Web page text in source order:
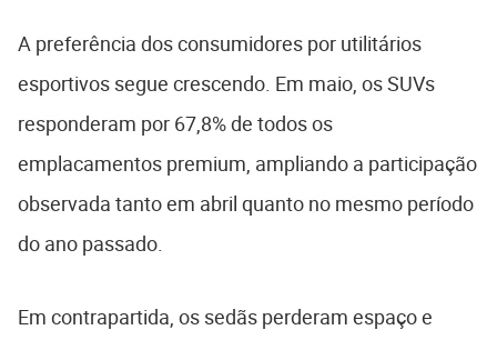
A preferência dos consumidores por utilitários
esportivos segue crescendo. Em maio, os SUVs
responderam por 67,8% de todos os
emplacamentos premium, ampliando a participação
observada tanto em abril quanto no mesmo período
do ano passado.
Em contrapartida, os sedãs perderam espaço e